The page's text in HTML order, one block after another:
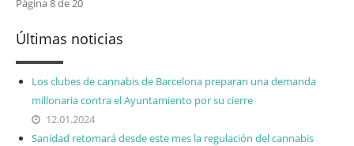
Página 8 de 20
Últimas noticias
Los clubes de cannabis de Barcelona preparan una demanda
millonaria contra el Ayuntamiento por su cierre
12.01.2024
Sanidad retomará desde este mes la regulación del cannabis